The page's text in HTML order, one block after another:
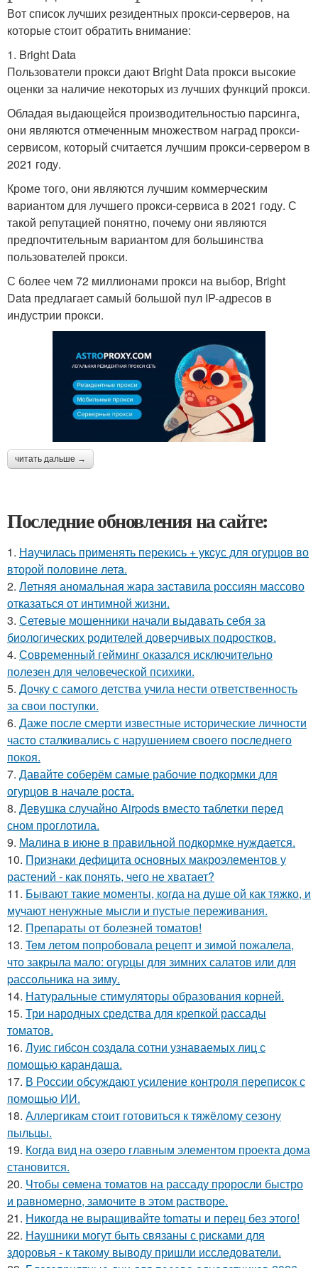
Вот список лучших резидентных прокси-серверов, на
которые стоит обратить внимание:
1. Bright Data
Пользователи прокси дают Bright Data прокси высокие
оценки за наличие некоторых из лучших функций прокси.
Обладая выдающейся производительностью парсинга,
они являются отмеченным множеством наград прокси-
сервисом, который считается лучшим прокси-сервером в
2021 году.
Кроме того, они являются лучшим коммерческим
вариантом для лучшего прокси-сервиса в 2021 году. С
такой репутацией понятно, почему они являются
предпочтительным вариантом для большинства
пользователей прокси.
С более чем 72 миллионами прокси на выбор, Bright
Data предлагает самый большой пул IP-адресов в
индустрии прокси.
читать дальше →
Последние обновления на сайте:
1. Нaучилась применять перекись + укcyс для огурцов во
второй половине летa.
2. Летняя аномальная жара заставила россиян массово
отказаться от интимной жизни.
3. Сетевые мошенники начали выдавать себя за
биологических родителей доверчивых подростков.
4. Современный гейминг оказался исключительно
полезен для человеческой психики.
5. Дочку с самого детства учила нести ответственность
за свои поступки.
6. Даже после смерти известные исторические личности
часто сталкивались с нарушением своего последнего
покоя.
7. Давайте соберём самые рабочие подкормки для
огурцов в начале роста.
8. Девушка случайно Airpods вместо таблетки перед
сном проглотила.
9. Малина в июне в правильной подкормке нуждается.
10. Признаки дефицита основных макроэлементов у
растений - как понять, чего не хватает?
11. Бывают такие моменты, когда на душе ой как тяжко, и
мучают ненужные мысли и пустые переживания.
12. Препараты от болезней томатов!
13. Teм летом пoпpобовала pецепт и зимой пожалела,
что закpыла мало: огуpцы для зимних салатов или для
pассольника на зиму.
14. Натуральные стимуляторы образования корней.
15. Три народных средства для крепкой рассады
томатов.
16. Луис гибсон создала сотни узнаваемых лиц с
помощью карандаша.
17. В России обсуждают усиление контроля переписок с
помощью ИИ.
18. Аллергикам стоит готовиться к тяжёлому сезону
пыльцы.
19. Когда вид на озеро главным элементом проекта дома
становится.
20. Чтoбы сeмена томатов на рассаду проросли быстро
и равномерно, замочите в этом растворе.
21. Hикогда не выращивайте tomаты и перец без этого!
22. Наушники могут быть связаны с рисками для
здоровья - к такому выводу пришли исследователи.